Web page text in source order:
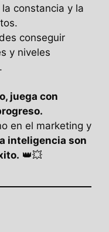
constancia y la
conseguir
y niveles
juega con
en el marketing y
inteligencia son
👑💥